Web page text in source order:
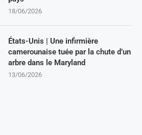
18/06/2026
États-Unis | Une infirmière
camerounaise tuée par la chute d’un
arbre dans le Maryland
13/06/2026